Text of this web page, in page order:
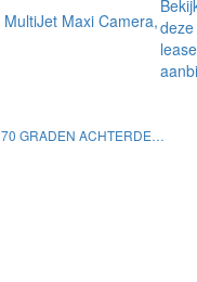
L4H2 140 PK 2.2 MULTIJET MAXI CAMERA, 270 GRADEN ACHTERDEUREN